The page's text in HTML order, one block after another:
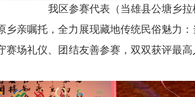
我区参赛代表（ 当雄县公塘乡
乡亲嘱托，全力展现藏地传统民俗魅力
赛场礼仪、团结友善参赛，双双获评最